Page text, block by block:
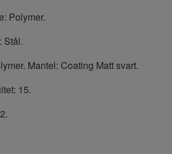
Polymer.
Stål.
Mantel: Coating Matt svart.
15.